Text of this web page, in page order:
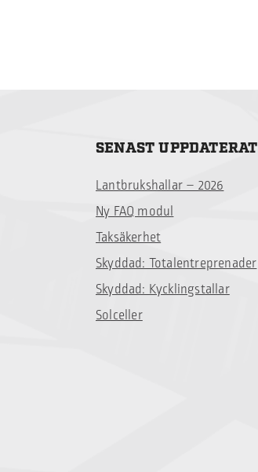
SENAST UPPDATERAT
Lantbrukshallar – 2026
Ny FAQ modul
Taksäkerhet
Skyddad: Totalentreprenader
Skyddad: Kycklingstallar
Solceller